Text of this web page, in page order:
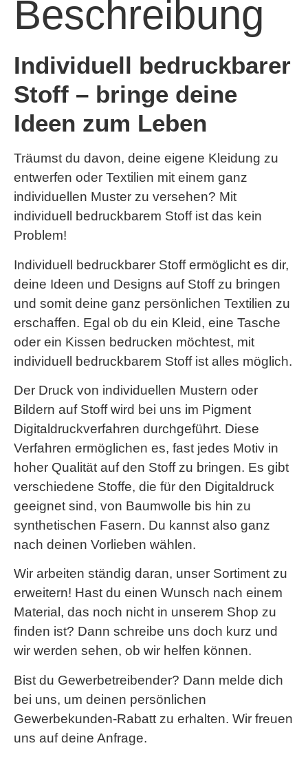
Beschreibung
Individuell bedruckbarer
Stoff – bringe deine
Ideen zum Leben
Träumst du davon, deine eigene Kleidung zu
entwerfen oder Textilien mit einem ganz
individuellen Muster zu versehen? Mit
individuell bedruckbarem Stoff ist das kein
Problem!
Individuell bedruckbarer Stoff ermöglicht es dir,
deine Ideen und Designs auf Stoff zu bringen
und somit deine ganz persönlichen Textilien zu
erschaffen. Egal ob du ein Kleid, eine Tasche
oder ein Kissen bedrucken möchtest, mit
individuell bedruckbarem Stoff ist alles möglich.
Der Druck von individuellen Mustern oder
Bildern auf Stoff wird bei uns im Pigment
Digitaldruckverfahren durchgeführt. Diese
Verfahren ermöglichen es, fast jedes Motiv in
hoher Qualität auf den Stoff zu bringen. Es gibt
verschiedene Stoffe, die für den Digitaldruck
geeignet sind, von Baumwolle bis hin zu
synthetischen Fasern. Du kannst also ganz
nach deinen Vorlieben wählen.
Wir arbeiten ständig daran, unser Sortiment zu
erweitern! Hast du einen Wunsch nach einem
Material, das noch nicht in unserem Shop zu
finden ist? Dann schreibe uns doch kurz und
wir werden sehen, ob wir helfen können.
Bist du Gewerbetreibender? Dann melde dich
bei uns, um deinen persönlichen
Gewerbekunden-Rabatt zu erhalten. Wir freuen
uns auf deine Anfrage.